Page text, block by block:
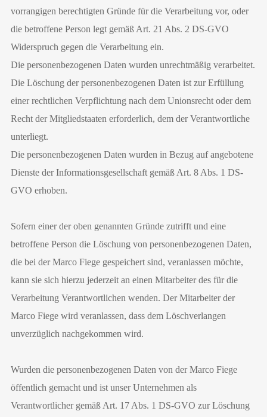
vorrangigen berechtigten Gründe für die Verarbeitung vor, oder
die betroffene Person legt gemäß Art. 21 Abs. 2 DS-GVO
Widerspruch gegen die Verarbeitung ein.
Die personenbezogenen Daten wurden unrechtmäßig verarbeitet.
Die Löschung der personenbezogenen Daten ist zur Erfüllung
einer rechtlichen Verpflichtung nach dem Unionsrecht oder dem
Recht der Mitgliedstaaten erforderlich, dem der Verantwortliche
unterliegt.
Die personenbezogenen Daten wurden in Bezug auf angebotene
Dienste der Informationsgesellschaft gemäß Art. 8 Abs. 1 DS-
GVO erhoben.
Sofern einer der oben genannten Gründe zutrifft und eine
betroffene Person die Löschung von personenbezogenen Daten,
die bei der Marco Fiege gespeichert sind, veranlassen möchte,
kann sie sich hierzu jederzeit an einen Mitarbeiter des für die
Verarbeitung Verantwortlichen wenden. Der Mitarbeiter der
Marco Fiege wird veranlassen, dass dem Löschverlangen
unverzüglich nachgekommen wird.
Wurden die personenbezogenen Daten von der Marco Fiege
öffentlich gemacht und ist unser Unternehmen als
Verantwortlicher gemäß Art. 17 Abs. 1 DS-GVO zur Löschung